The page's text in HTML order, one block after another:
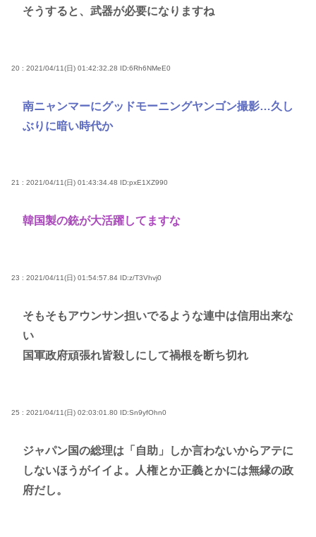
そうすると、武器が必要になりますね
20 : 2021/04/11(日) 01:42:32.28 ID:6Rh6NMeE0
南ニャンマーにグッドモーニングヤンゴン撮影…久し
ぶりに暗い時代か
21 : 2021/04/11(日) 01:43:34.48 ID:pxE1XZ990
韓国製の銃が大活躍してますな
23 : 2021/04/11(日) 01:54:57.84 ID:z/T3Vhvj0
そもそもアウンサン担いでるような連中は信用出来な
い
国軍政府頑張れ皆殺しにして禍根を断ち切れ
25 : 2021/04/11(日) 02:03:01.80 ID:Sn9yfOhn0
ジャパン国の総理は「自助」しか言わないからアテに
しないほうがイイよ。人権とか正義とかには無縁の政
府だし。